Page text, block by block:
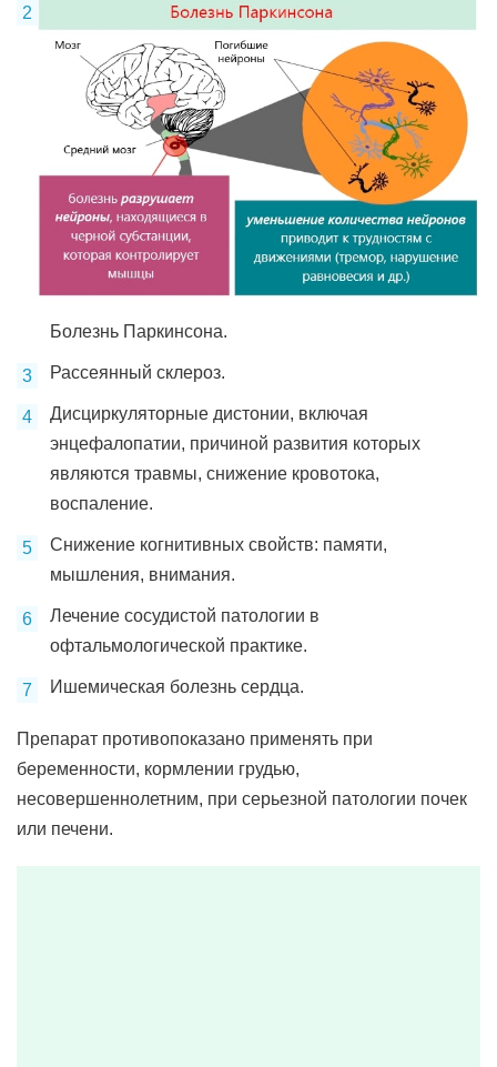
Болезнь Паркинсона.
Рассеянный склероз.
Дисциркуляторные дистонии, включая
энцефалопатии, причиной развития которых
являются травмы, снижение кровотока,
воспаление.
Снижение когнитивных свойств: памяти,
мышления, внимания.
Лечение сосудистой патологии в
офтальмологической практике.
Ишемическая болезнь сердца.
Препарат противопоказано применять при
беременности, кормлении грудью,
несовершеннолетним, при серьезной патологии почек
или печени.